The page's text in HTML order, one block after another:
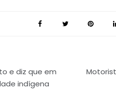
e diz que em
indígena